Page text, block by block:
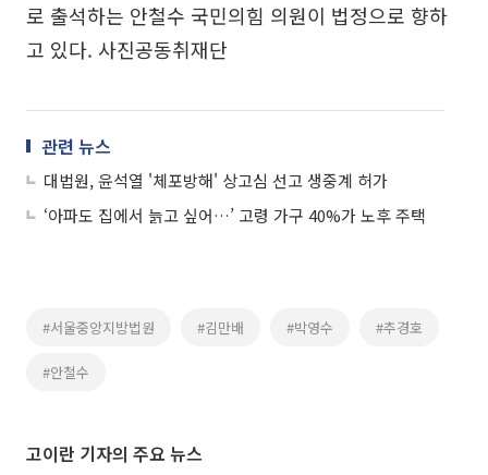
로 출석하는 안철수 국민의힘 의원이 법정으로 향하
고 있다. 사진공동취재단
관련 뉴스
대법원, 윤석열 '체포방해' 상고심 선고 생중계 허가
‘아파도 집에서 늙고 싶어…’ 고령 가구 40%가 노후 주택
#서울중앙지방법원 #김만배 #박영수 #추경호
#안철수
고이란 기자의 주요 뉴스